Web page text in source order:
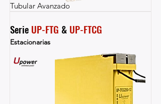
Tubular Avanzado
Serie UP-FTG & UP-FTCG
Estacionarias